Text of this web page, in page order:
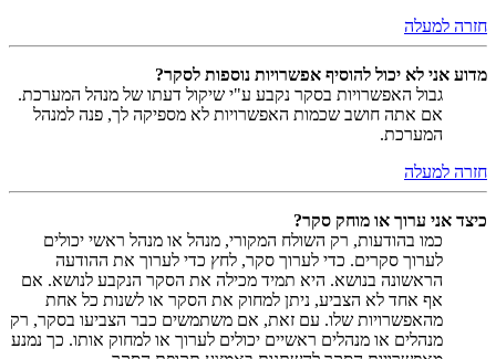
חזרה למעלה
מדוע אני לא יכול להוסיף אפשרויות נוספות לסקר?
גבול האפשרויות בסקר נקבע ע"י שיקול דעתו של מנהל המערכת.
אם אתה חושב שכמות האפשרויות לא מספיקה לך, פנה למנהל
המערכת.
חזרה למעלה
כיצד אני ערוך או מוחק סקר?
כמו בהודעות, רק השולח המקורי, מנהל או מנהל ראשי יכולים
לערוך סקרים. כדי לערוך סקר, לחץ כדי לערוך את ההודעה
הראשונה בנושא. היא תמיד מכילה את הסקר הנקבע לנושא. אם
אף אחד לא הצביע, ניתן למחוק את הסקר או לשנות כל אחת
מהאפשרויות שלו. עם זאת, אם משתמשים כבר הצביעו בסקר, רק
מנהלים או מנהלים ראשיים יכולים לערוך או למחוק אותו. כך נמנע